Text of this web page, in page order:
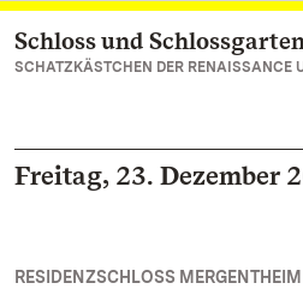
Zum Hauptinhalt springen
Schloss und
SCHATZKÄSTCHEN DER RENAISSANCE
Freitag, 23. Dezember
RESIDENZSCHLOSS